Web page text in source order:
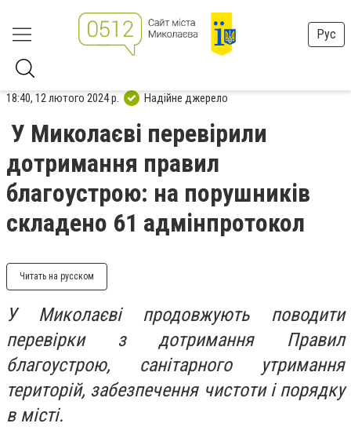
Рус
18:40, 12 лютого 2024 р. Надійне джерело
У Миколаєві перевірили
дотримання правил
благоустрою: на порушників
складено 61 адмінпротокол
Читать на русском
У Миколаєві продовжують поводити
перевірки з дотримання Правил
благоустрою, санітарного утримання
територій, забезпечення чистоти і порядку
в місті.